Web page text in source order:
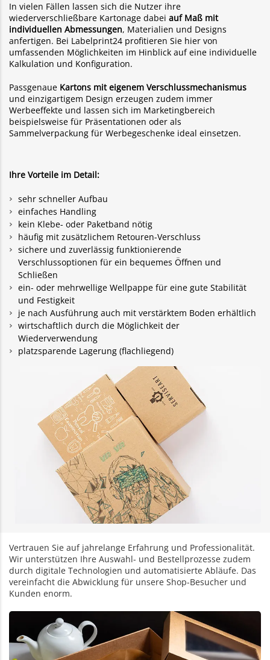
In vielen Fällen lassen sich die Nutzer ihre
wiederverschließbare Kartonage dabei auf Maß mit
individuellen Abmessungen, Materialien und Designs
anfertigen. Bei Labelprint24 profitieren Sie hier von
umfassenden Möglichkeiten im Hinblick auf eine individuelle
Kalkulation und Konfiguration.
Passgenaue Kartons mit eigenem Verschlussmechanismus
und einzigartigem Design erzeugen zudem immer
Werbeeffekte und lassen sich im Marketingbereich
beispielsweise für Präsentationen oder als
Sammelverpackung für Werbegeschenke ideal einsetzen.
Ihre Vorteile im Detail:
sehr schneller Aufbau
einfaches Handling
kein Klebe- oder Paketband nötig
häufig mit zusätzlichem Retouren-Verschluss
sichere und zuverlässig funktionierende
Verschlussoptionen für ein bequemes Öffnen und
Schließen
ein- oder mehrwellige Wellpappe für eine gute Stabilität
und Festigkeit
je nach Ausführung auch mit verstärktem Boden erhältlich
wirtschaftlich durch die Möglichkeit der
Wiederverwendung
platzsparende Lagerung (flachliegend)
Vertrauen Sie auf jahrelange Erfahrung und Professionalität.
Wir unterstützen Ihre Auswahl- und Bestellprozesse zudem
durch digitale Technologien und automatisierte Abläufe. Das
vereinfacht die Abwicklung für unsere Shop-Besucher und
Kunden enorm.